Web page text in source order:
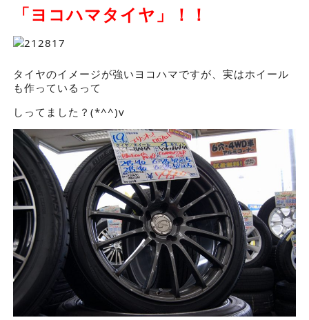
「ヨコハマタイヤ」！！
タイヤのイメージが強いヨコハマですが、実はホイール
も作っているって
しってました？(*^^)v